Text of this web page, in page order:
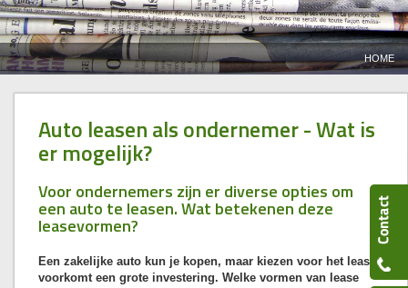
HOME
Auto leasen als ondernemer - Wat is
er mogelijk?
Voor ondernemers zijn er diverse opties om
een auto te leasen. Wat betekenen deze
leasevormen?
Een zakelijke auto kun je kopen, maar kiezen voor het leasen
voorkomt een grote investering. Welke vormen van lease